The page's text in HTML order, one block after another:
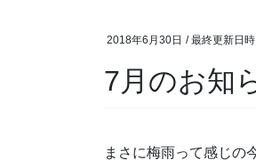
2018年6月30日 / 最終更新日
7月のお知
まさに梅雨って感じの